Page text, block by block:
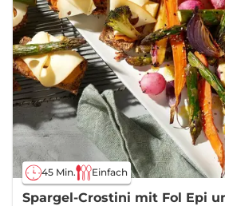
45 Min. Einfach
Spargel-Crostini mit Fol Epi